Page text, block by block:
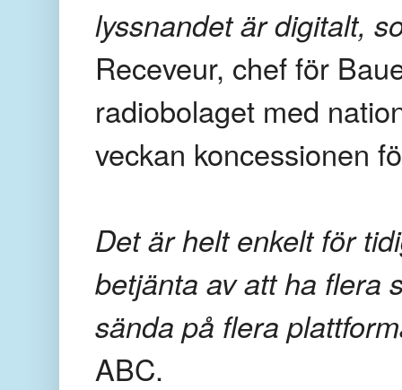
lyssnandet är digitalt,
Receveur, chef för
radiobolaget med
veckan koncessionen
Det är helt enkelt för
betjänta av att ha flera
sända på flera
ABC.